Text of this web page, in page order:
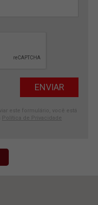
este formulário, você está
Política de Privacidade